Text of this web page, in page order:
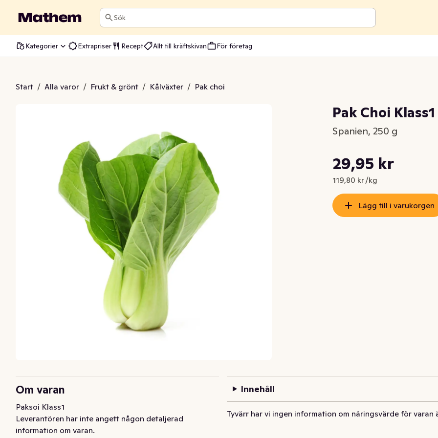
Sök
Kategorier Extrapriser Recept Allt till kräftskivan För företag
Start / Alla varor / Frukt & grönt / Kålväxter / Pak choi
Klass1
Pak Choi Klass1
Spanien, 250 g
Nuvarande pris är: 29,95 kr
29,95 kr
119,80 kr /kg
Styckpris: 119,80 kr /kg
Lägg till i varukorgen
Om varan
Paksoi Klass1
Leverantören har inte angett någon detaljerad
information om varan.
Innehåll
Tyvärr har vi ingen information om näringsvärde för varan